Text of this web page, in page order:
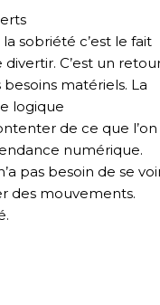
sobriété c’est le fait
C’est un
matériels. La
logique
de ce que l’on
numérique.
pas besoin de se
des mouvements.